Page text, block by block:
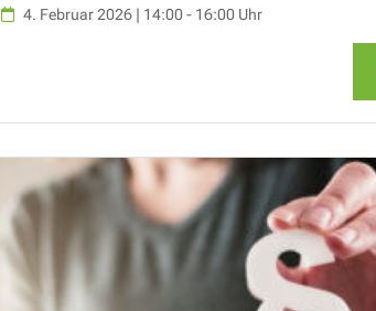
4. Februar 2026 | 14:00 - 16:00 Uhr